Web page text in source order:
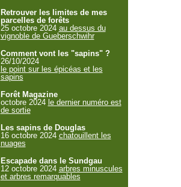
Retrouver les limites de mes
parcelles de forêts
25 octobre 2024 au dessus du
vignoble de Gueberschwihr
Comment vont les "sapins" ?
26/10/2024
le point sur les épicéas et les
sapins
Forêt Magazine
octobre 2024 le dernier numéro est
de sortie
Les sapins de Douglas
16 octobre 2024 chatouillent les
nuages
Escapade dans le Sundgau
12 octobre 2024 arbres minuscules
et arbres remarquables